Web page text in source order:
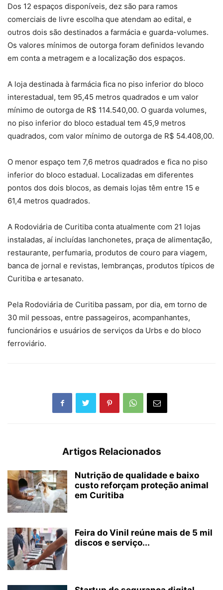
Dos 12 espaços disponíveis, dez são para ramos
comerciais de livre escolha que atendam ao edital, e
outros dois são destinados a farmácia e guarda-volumes.
Os valores mínimos de outorga foram definidos levando
em conta a metragem e a localização dos espaços.
A loja destinada à farmácia fica no piso inferior do bloco
interestadual, tem 95,45 metros quadrados e um valor
mínimo de outorga de R$ 114.540,00. O guarda volumes,
no piso inferior do bloco estadual tem 45,9 metros
quadrados, com valor mínimo de outorga de R$ 54.408,00.
O menor espaço tem 7,6 metros quadrados e fica no piso
inferior do bloco estadual. Localizadas em diferentes
pontos dos dois blocos, as demais lojas têm entre 15 e
61,4 metros quadrados.
A Rodoviária de Curitiba conta atualmente com 21 lojas
instaladas, aí incluídas lanchonetes, praça de alimentação,
restaurante, perfumaria, produtos de couro para viagem,
banca de jornal e revistas, lembranças, produtos típicos de
Curitiba e artesanato.
Pela Rodoviária de Curitiba passam, por dia, em torno de
30 mil pessoas, entre passageiros, acompanhantes,
funcionários e usuários de serviços da Urbs e do bloco
ferroviário.
Artigos Relacionados
Nutrição de qualidade e baixo
custo reforçam proteção animal
em Curitiba
Feira do Vinil reúne mais de 5 mil
discos e serviço...